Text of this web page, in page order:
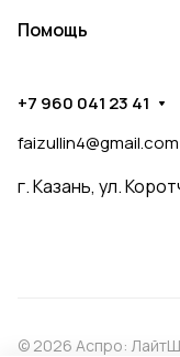
Помощь
+7 960 041 23 41
faizullin4@gmail.com
г. Казань, ул.
© 2026 Аспро: